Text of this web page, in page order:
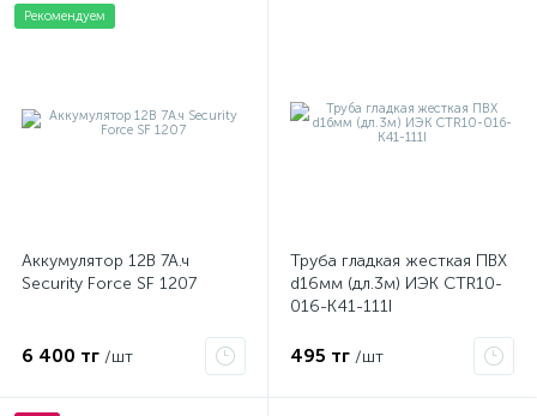
Рекомендуем
Аккумулятор 12В 7А.ч
Security Force SF 1207
6 400 тг /шт
Труба гладкая жесткая ПВХ
d16мм (дл.3м) ИЭК CTR10-
016-K41-111I
495 тг /шт